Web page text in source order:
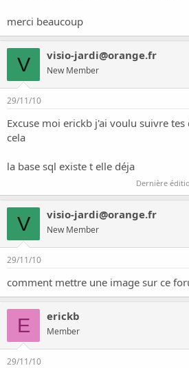
merci beaucoup
V visio-jardi@orange.fr
New Member
29/11/10
Excuse moi erickb j'ai voulu suivre
cela
la base sql existe t elle déja
Dernière
V visio-jardi@orange.fr
New Member
29/11/10
comment mettre une image sur ce
E erickb
Member
29/11/10